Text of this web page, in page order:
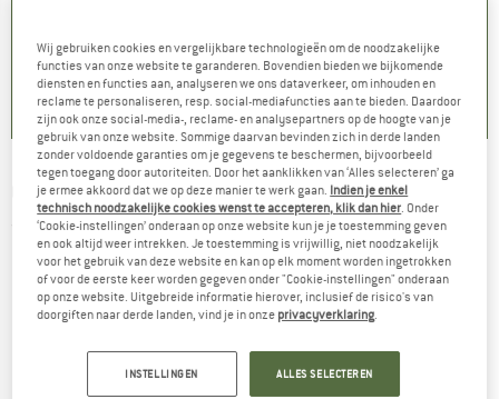
8
)
+1
4,6(71)
+10
4,7(48)
OUTWELL -Footprint Blackwood 4 - Grondzeil
(0)
Wij gebruiken cookies en vergelijkbare technologieën om de noodzakelijke
functies van onze website te garanderen. Bovendien bieden we bijkomende
diensten en functies aan, analyseren we ons dataverkeer, om inhouden en
reclame te personaliseren, resp. social-mediafuncties aan te bieden. Daardoor
zijn ook onze social-media-, reclame- en analysepartners op de hoogte van je
gebruik van onze website. Sommige daarvan bevinden zich in derde landen
zonder voldoende garanties om je gegevens te beschermen, bijvoorbeeld
tegen toegang door autoriteiten. Door het aanklikken van ‘Alles selecteren’ ga
je ermee akkoord dat we op deze manier te werk gaan. Indien je enkel
technisch noodzakelijke cookies wenst te accepteren, klik dan hier. Onder
‘Cookie-instellingen’ onderaan op onze website kun je je toestemming geven
en ook altijd weer intrekken. Je toestemming is vrijwillig, niet noodzakelijk
voor het gebruik van deze website en kan op elk moment worden ingetrokken
of voor de eerste keer worden gegeven onder "Cookie-instellingen" onderaan
op onze website. Uitgebreide informatie hierover, inclusief de risico's van
doorgiften naar derde landen, vind je in onze privacyverklaring.
INSTELLINGEN ALLES SELECTEREN